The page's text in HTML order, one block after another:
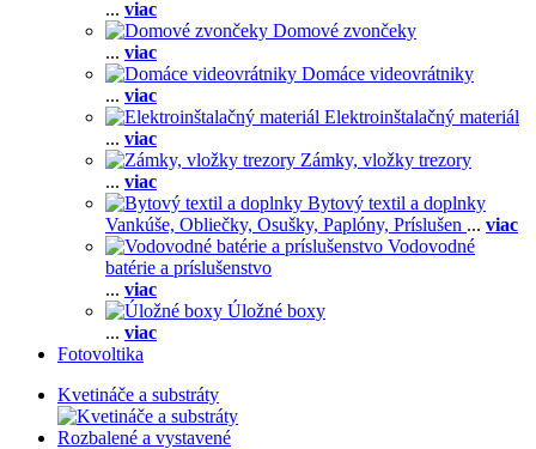
... viac
Domové zvončeky
... viac
Domáce videovrátniky
... viac
Elektroinštalačný materiál
... viac
Zámky, vložky trezory
... viac
Bytový textil a doplnky
Vankúše, Obliečky, Osušky, Paplóny, Príslušen ... viac
Vodovodné
batérie a príslušenstvo
... viac
Úložné boxy
... viac
Fotovoltika
Kvetináče a substráty
Rozbalené a vystavené